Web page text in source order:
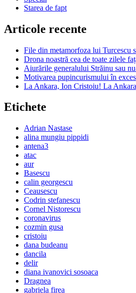
Starea de fapt
Articole recente
File din metamorfoza lui Turcescu
Drona noastră cea de toate zilele
Aiurările generalului Străinu sau
Motivarea pupincurismului în exces
La Ankara, Ion Cristoiu! La
Etichete
Adrian Nastase
alina mungiu pippidi
antena3
atac
aur
Basescu
calin georgescu
Ceausescu
Codrin stefanescu
Cornel Nistorescu
coronavirus
cozmin gusa
cristoiu
dana budeanu
dancila
delir
diana ivanovici sosoaca
Dragnea
gabriela firea